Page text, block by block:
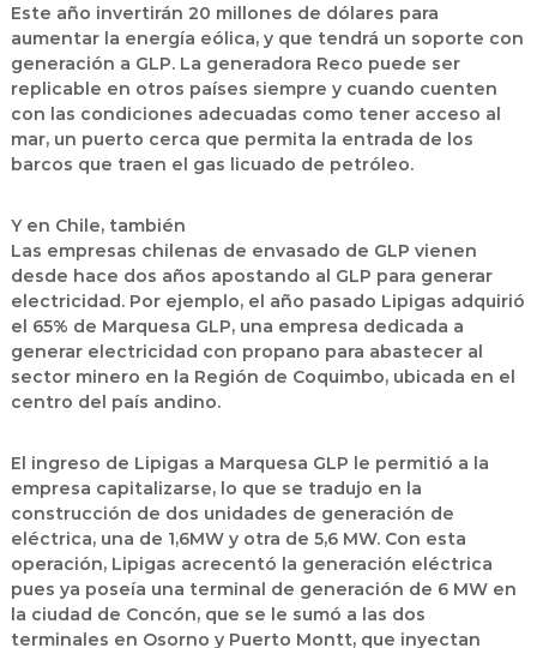
Este año invertirán 20 millones de dólares para
aumentar la energía eólica, y que tendrá un soporte con
generación a GLP. La generadora Reco puede ser
replicable en otros países siempre y cuando cuenten
con las condiciones adecuadas como tener acceso al
mar, un puerto cerca que permita la entrada de los
barcos que traen el gas licuado de petróleo.
Y en Chile, también
Las empresas chilenas de envasado de GLP vienen
desde hace dos años apostando al GLP para generar
electricidad. Por ejemplo, el año pasado Lipigas adquirió
el 65% de Marquesa GLP, una empresa dedicada a
generar electricidad con propano para abastecer al
sector minero en la Región de Coquimbo, ubicada en el
centro del país andino.
El ingreso de Lipigas a Marquesa GLP le permitió a la
empresa capitalizarse, lo que se tradujo en la
construcción de dos unidades de generación de
eléctrica, una de 1,6MW y otra de 5,6 MW. Con esta
operación, Lipigas acrecentó la generación eléctrica
pues ya poseía una terminal de generación de 6 MW en
la ciudad de Concón, que se le sumó a las dos
terminales en Osorno y Puerto Montt, que inyectan